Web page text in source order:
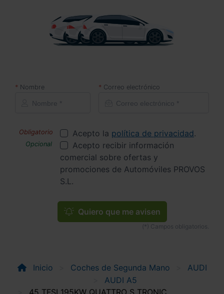
Nombre Correo electrónico
Acepto la política de privacidad.
Acepto recibir información
comercial sobre ofertas y
promociones de Automóviles PROVOS
S.L.
Quiero que me avisen
Inicio Coches de Segunda Mano
AUDI
AUDI A5
45 TFSI 195KW QUATTRO S TRONIC